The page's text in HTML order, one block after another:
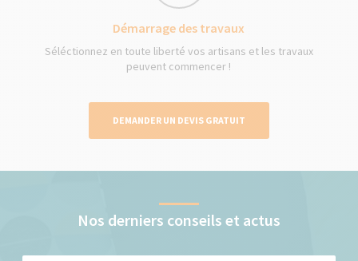
Démarrage des travaux
Séléctionnez en toute liberté vos artisans et les travaux
peuvent commencer !
DEMANDER UN DEVIS GRATUIT
Nos derniers conseils et actus